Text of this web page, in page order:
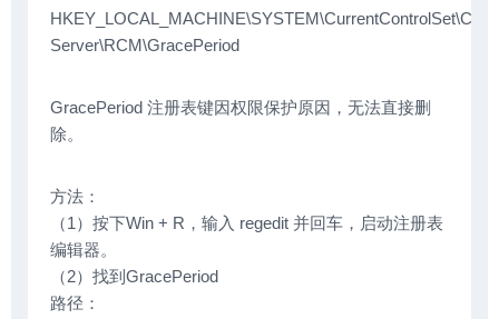
Server\RCM\GracePeriod
GracePeriod 注册表键因权限保护原因，无法直接删
除。
方法：
（1）按下Win + R，输入 regedit 并回车，启动注册表
编辑器。
（2）找到GracePeriod
路径：